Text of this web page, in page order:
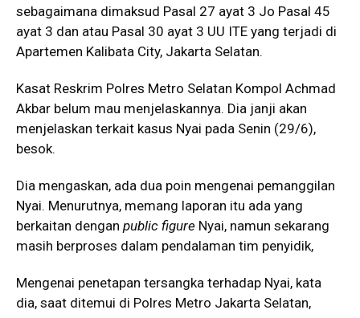
sebagaimana dimaksud Pasal 27 ayat 3 Jo Pasal 45
ayat 3 dan atau Pasal 30 ayat 3 UU ITE yang terjadi di
Apartemen Kalibata City, Jakarta Selatan.
Kasat Reskrim Polres Metro Selatan Kompol Achmad
Akbar belum mau menjelaskannya. Dia janji akan
menjelaskan terkait kasus Nyai pada Senin (29/6),
besok.
Dia mengaskan, ada dua poin mengenai pemanggilan
Nyai. Menurutnya, memang laporan itu ada yang
berkaitan dengan public figure Nyai, namun sekarang
masih berproses dalam pendalaman tim penyidik,
Mengenai penetapan tersangka terhadap Nyai, kata
dia, saat ditemui di Polres Metro Jakarta Selatan,